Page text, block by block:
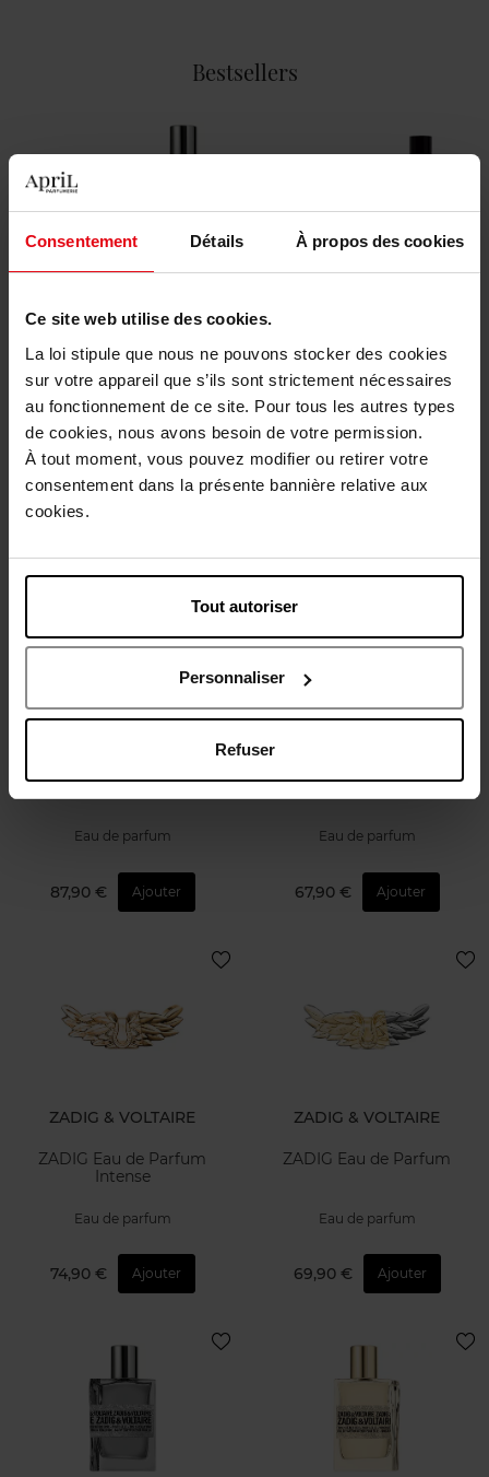
Consentement Détails À propos des cookies
Ce site web utilise des cookies.
La loi stipule que nous ne pouvons stocker des cookies
sur votre appareil que s’ils sont strictement nécessaires
au fonctionnement de ce site. Pour tous les autres types
de cookies, nous avons besoin de votre permission.
À tout moment, vous pouvez modifier ou retirer votre
consentement dans la présente bannière relative aux
cookies.
Tout autoriser
Personnaliser
Refuser
Bestsellers
ZADIG & VOLTAIRE
This is Really Him! Eau de
PARFUM
81,50 € Ajouter
ZADIG & VOLTAIRE
Eau de toilette
78,90 € Ajouter
Tri
Bientôt disponible
This is Him! Red Hot
Eau de parfum
87,90 € Ajouter
Bientôt disponible
This is Her! Red Hot
Eau de parfum
67,90 € Ajouter
ZADIG & VOLTAIRE
ZADIG Eau de Parfum
Intense
Eau de parfum
74,90 € Ajouter
ZADIG & VOLTAIRE
ZADIG Eau de Parfum
Eau de parfum
69,90 € Ajouter